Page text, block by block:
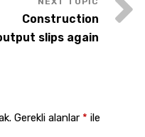
Construction
slips again
Gerekli alanlar * ile